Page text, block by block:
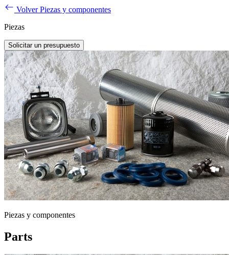
Volver Piezas y componentes
Piezas
Solicitar un presupuesto
Piezas y componentes
Parts